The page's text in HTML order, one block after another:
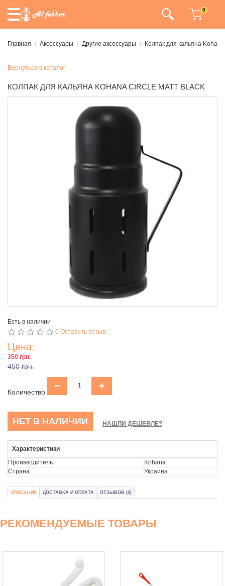
0
Главная Аксессуары Другие аксессуары Колпак для кальяна
Вернуться в каталог
КОЛПАК ДЛЯ КАЛЬЯНА KOHANA CIRCLE MATT BLACK
Есть в наличии
0 Оставить отзыв
Цена:
350 грн.
450 грн.
Количество
НЕТ В НАЛИЧИИ НАШЛИ ДЕШЕВЛЕ?
Характеристики
Производитель
Kohana
Страна
Украина
ОПИСАНИЕ ДОСТАВКА И ОПЛАТА ОТЗЫВОВ (0)
РЕКОМЕНДУЕМЫЕ ТОВАРЫ